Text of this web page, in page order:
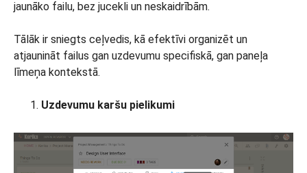
jaunāko failu, bez jucekli un neskaidrībām.
Tālāk ir sniegts ceļvedis, kā efektīvi organizēt un
atjaunināt failus gan uzdevumu specifiskā, gan paneļa
līmeņa kontekstā.
Uzdevumu karšu pielikumi